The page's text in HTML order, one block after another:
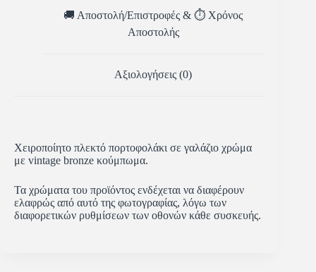
🚚 Αποστολή/Επιστροφές & ⏱️ Χρόνος
Αποστολής
Αξιολογήσεις (0)
Χειροποίητο πλεκτό πορτοφολάκι σε γαλάζιο χρώμα
με vintage bronze κούμπωμα.
Τα χρώματα του προϊόντος ενδέχεται να διαφέρουν
ελαφρώς από αυτό της φωτογραφίας, λόγω των
διαφορετικών ρυθμίσεων των οθονών κάθε συσκευής.